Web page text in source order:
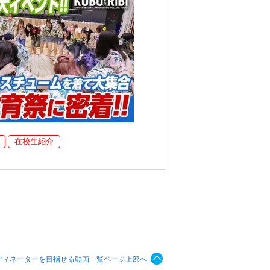
在校生紹介
ネーターを目指せる動画一覧ページ上部へ